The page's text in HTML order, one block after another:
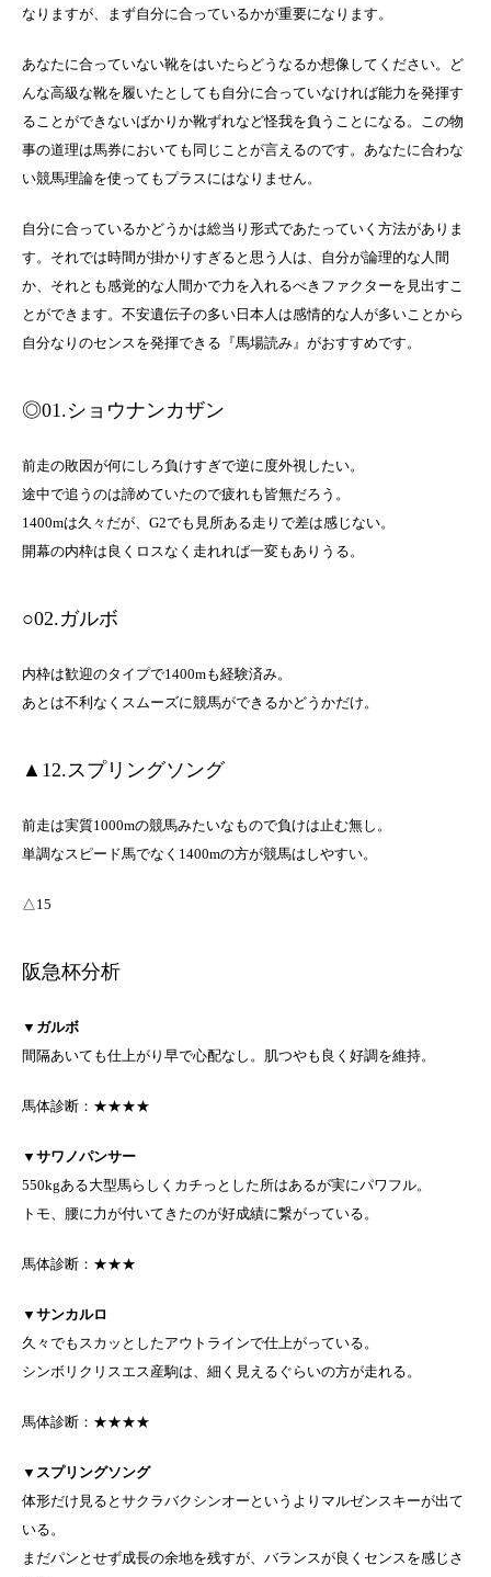
なりますが、まず自分に合っているかが重要になります。
あなたに合っていない靴をはいたらどうなるか想像してください。ど
んな高級な靴を履いたとしても自分に合っていなければ能力を発揮す
ることができないばかりか靴ずれなど怪我を負うことになる。この物
事の道理は馬券においても同じことが言えるのです。あなたに合わな
い競馬理論を使ってもプラスにはなりません。
自分に合っているかどうかは総当り形式であたっていく方法がありま
す。それでは時間が掛かりすぎると思う人は、自分が論理的な人間
か、それとも感覚的な人間かで力を入れるべきファクターを見出すこ
とができます。不安遺伝子の多い日本人は感情的な人が多いことから
自分なりのセンスを発揮できる『馬場読み』がおすすめです。
◎01.ショウナンカザン
前走の敗因が何にしろ負けすぎで逆に度外視したい。
途中で追うのは諦めていたので疲れも皆無だろう。
1400mは久々だが、G2でも見所ある走りで差は感じない。
開幕の内枠は良くロスなく走れれば一変もありうる。
○02.ガルボ
内枠は歓迎のタイプで1400mも経験済み。
あとは不利なくスムーズに競馬ができるかどうかだけ。
▲12.スプリングソング
前走は実質1000mの競馬みたいなもので負けは止む無し。
単調なスピード馬でなく1400mの方が競馬はしやすい。
△15
阪急杯分析
▼ ガルボ
間隔あいても仕上がり早で心配なし。肌つやも良く好調を維持。
馬体診断：★★★★
▼ サワノパンサー
550kgある大型馬らしくカチっとした所はあるが実にパワフル。
トモ、腰に力が付いてきたのが好成績に繋がっている。
馬体診断：★★★
▼ サンカルロ
久々でもスカッとしたアウトラインで仕上がっている。
シンボリクリスエス産駒は、細く見えるぐらいの方が走れる。
馬体診断：★★★★
▼ スプリングソング
体形だけ見るとサクラバクシンオーというよりマルゼンスキーが出て
いる。
まだパンとせず成長の余地を残すが、バランスが良くセンスを感じさ